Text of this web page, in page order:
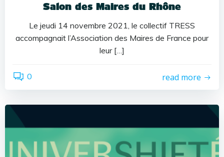
Salon des Maires du Rhône
Le jeudi 14 novembre 2021, le collectif TRESS
accompagnait l’Association des Maires de France pour
leur […]
0 read more